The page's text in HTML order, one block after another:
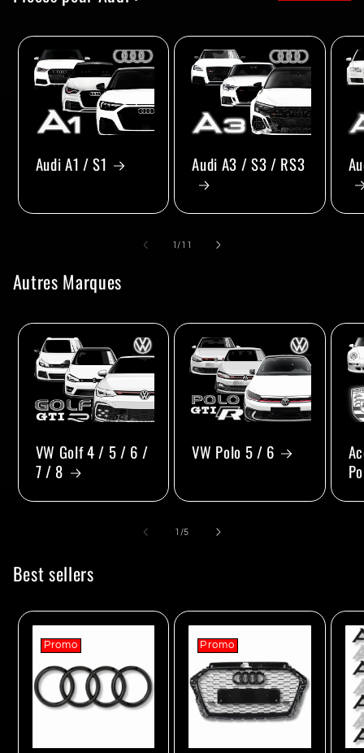
Audi A1 / S1 Audi A3 / S3 / RS3
1 /de
11
Autres Marques
VW Golf 4 / 5 / 6 /
7 / 8
VW Polo 5 / 6
1 /de
5
Best sellers
Promo Promo